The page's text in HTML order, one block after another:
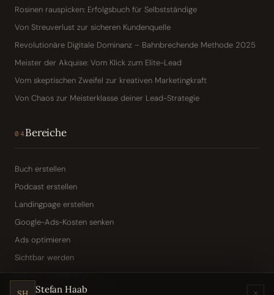
Rosinen rauspicken: Erfolgsbuch für Selbstständige
Von Streuverlust zur sicheren Kundenquelle
Revolutionäre Digitale Dominanz – Bahnbrechende Methode 2025
Meister der Akquise: Vom Klick zum Elite-Lead
Vom skeptischen Zweifel zur kreativen Marketingkraft
Von Chaos zur Meisterklasse deiner Lead-Strategie
04Bereiche
Buch erstellen
Podcast erstellen
Landingpage erstellen
Google-Ads-Kosten senken
Ads optimieren
Sichtbar werden
Digitale Visitenkarte
KI-Assistent (Toni · Jarvis)
Stefan Haab